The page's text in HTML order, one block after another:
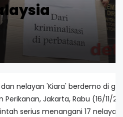
nelayan 'Kiara' berdemo di
Jakarta, Rabu (16/11/
serius menangani 17 nelayan